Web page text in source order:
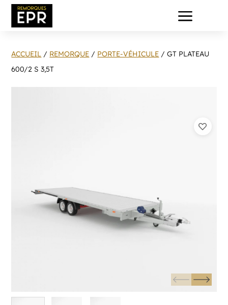
a
ACCUEIL / REMORQUE / PORTE-VÉHICULE / GT PLATEAU
600/2 S 3,5T